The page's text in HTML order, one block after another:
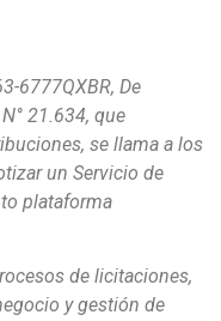
6777QXBR, De
21.634, que
se llama a los
un Servicio de
plataforma
de licitaciones,
y gestión de